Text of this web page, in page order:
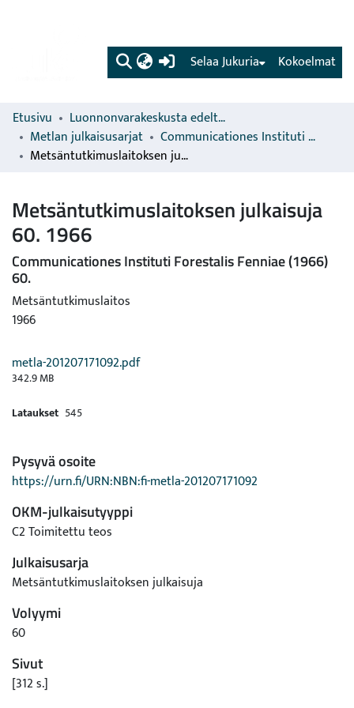
(current) Kokoelmat
Selaa Jukuria
Etusivu
Luonnonvarakeskusta edeltävien organisaatioiden sarjat
Metlan julkaisusarjat
Communicationes Instituti Forestalis Fenniae
Metsäntutkimuslaitoksen julkaisuja 60. 1966
Metsäntutkimuslaitoksen julkaisuja
60. 1966
Communicationes Instituti Forestalis Fenniae (1966)
60.
Metsäntutkimuslaitos
1966
metla-201207171092.pdf
342.9 MB
Lataukset 545
Pysyvä osoite
https://urn.fi/URN:NBN:fi-metla-201207171092
OKM-julkaisutyyppi
C2 Toimitettu teos
Julkaisusarja
Metsäntutkimuslaitoksen julkaisuja
Volyymi
60
Sivut
[312 s.]